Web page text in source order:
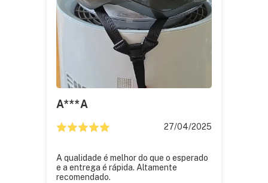
A***a
27/04/2025
A qualidade é melhor do que o esperado
e a entrega é rápida. Altamente
recomendado.